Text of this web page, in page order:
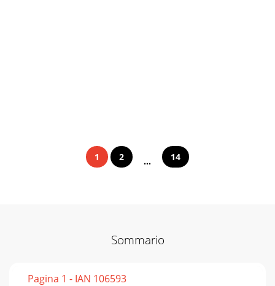
1 2 ... 14
Sommario
Pagina 1 - IAN 106593